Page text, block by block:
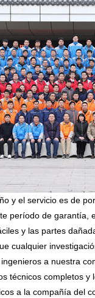
y el servicio es de
período de garantía,
y las partes
cualquier
a nuestra
técnicos completos
a la compañía del